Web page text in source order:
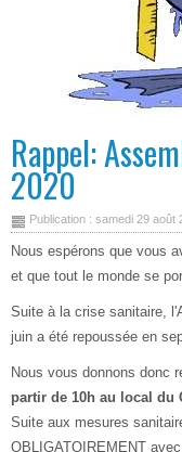
Rappel:
2020
Publication : samedi 29 août
Nous espérons que vous
et que tout le monde se
Suite à la crise sanitaire,
juin a été repoussée en
Nous vous donnons donc
partir de 10h au local du
Suite aux mesures
OBLIGATOIREMENT